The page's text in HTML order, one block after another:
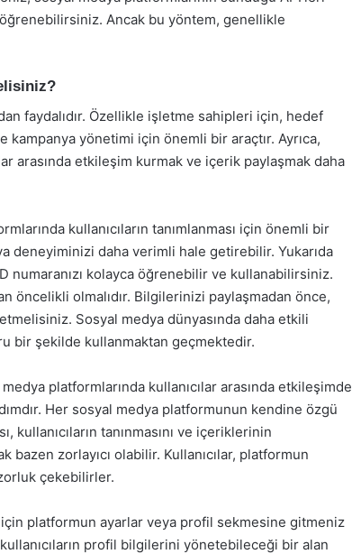
öğrenebilirsiniz. Ancak bu yöntem, genellikle
faydalıdır. Özellikle işletme sahipleri için, hedef
yönetimi için önemli bir araçtır. Ayrıca,
arasında etkileşim kurmak ve içerik paylaşmak daha
kullanıcıların tanımlanması için önemli bir
deneyiminizi daha verimli hale getirebilir. Yukarıda
kolayca öğrenebilir ve kullanabilirsiniz.
öncelikli olmalıdır. Bilgilerinizi paylaşmadan önce,
Sosyal medya dünyasında daha etkili
bir şekilde kullanmaktan geçmektedir.
platformlarında kullanıcılar arasında etkileşimde
Her sosyal medya platformunun kendine özgü
kullanıcıların tanınmasını ve içeriklerinin
zorlayıcı olabilir. Kullanıcılar, platformun
çekebilirler.
için platformun ayarlar veya profil sekmesine gitmeniz
profil bilgilerini yönetebileceği bir alan